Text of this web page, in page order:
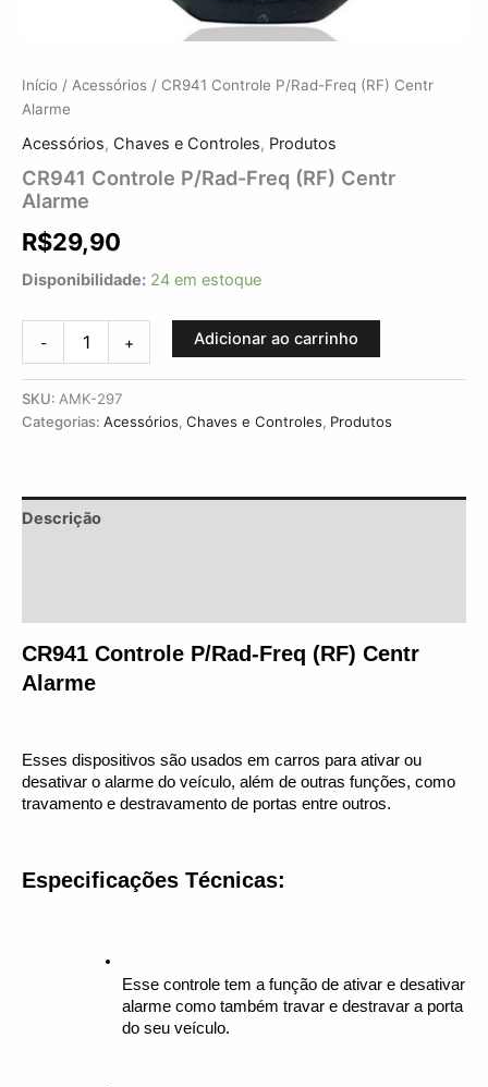
Início / Acessórios / CR941 Controle P/Rad-Freq (RF) Centr
Alarme
Acessórios, Chaves e Controles, Produtos
CR941 Controle P/Rad-Freq (RF) Centr
Alarme
R$29,90
Disponibilidade: 24 em estoque
- + Adicionar ao carrinho
SKU: AMK-297
Categorias: Acessórios, Chaves e Controles, Produtos
Descrição
CR941 Controle P/Rad-Freq (RF) Centr
Alarme
Esses dispositivos são usados em carros para ativar ou
desativar o alarme do veículo, além de outras funções, como
travamento e destravamento de portas entre outros.
Especificações Técnicas:
Esse controle tem a função de ativar e desativar
alarme como também travar e destravar a porta
do seu veículo.